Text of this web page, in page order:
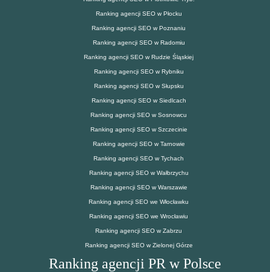
Ranking agencji SEO w Płocku
Ranking agencji SEO w Poznaniu
Ranking agencji SEO w Radomiu
Ranking agencji SEO w Rudzie Śląskiej
Ranking agencji SEO w Rybniku
Ranking agencji SEO w Słupsku
Ranking agencji SEO w Siedlcach
Ranking agencji SEO w Sosnowcu
Ranking agencji SEO w Szczecinie
Ranking agencji SEO w Tarnowie
Ranking agencji SEO w Tychach
Ranking agencji SEO w Wałbrzychu
Ranking agencji SEO w Warszawie
Ranking agencji SEO we Włocławku
Ranking agencji SEO we Wrocławiu
Ranking agencji SEO w Zabrzu
Ranking agencji SEO w Zielonej Górze
Ranking agencji PR w Polsce